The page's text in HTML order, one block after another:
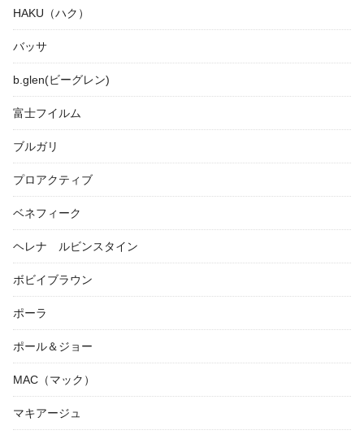
HAKU（ハク）
バッサ
b.glen(ビーグレン)
富士フイルム
ブルガリ
プロアクティブ
ベネフィーク
ヘレナ ルビンスタイン
ボビイブラウン
ポーラ
ポール＆ジョー
MAC（マック）
マキアージュ